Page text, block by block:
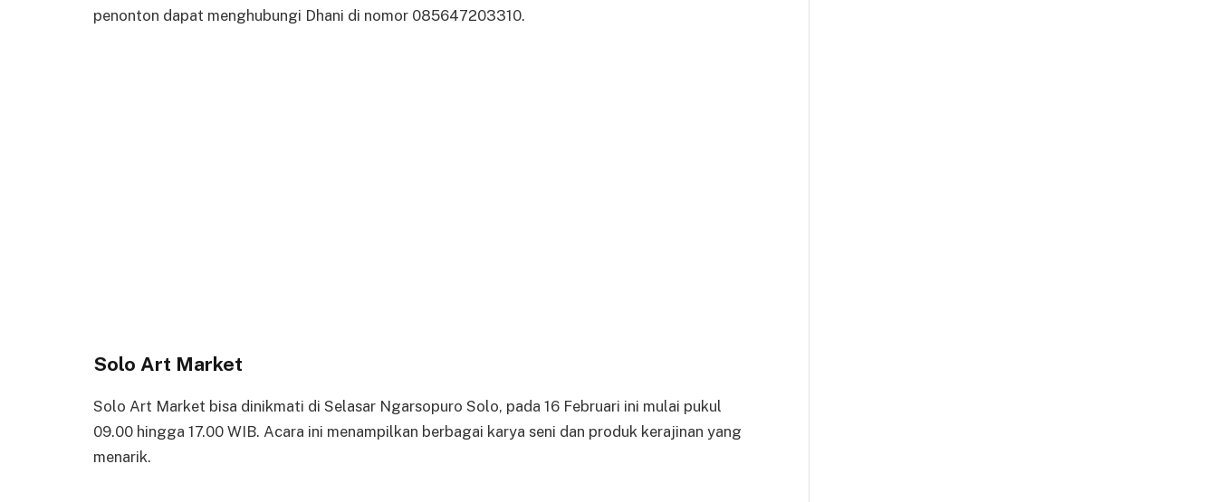
penonton dapat menghubungi Dhani di nomor 085647203310.
Solo Art Market
Solo Art Market bisa dinikmati di Selasar Ngarsopuro Solo, pada 16 Februari ini mulai pukul
09.00 hingga 17.00 WIB. Acara ini menampilkan berbagai karya seni dan produk kerajinan yang
menarik.